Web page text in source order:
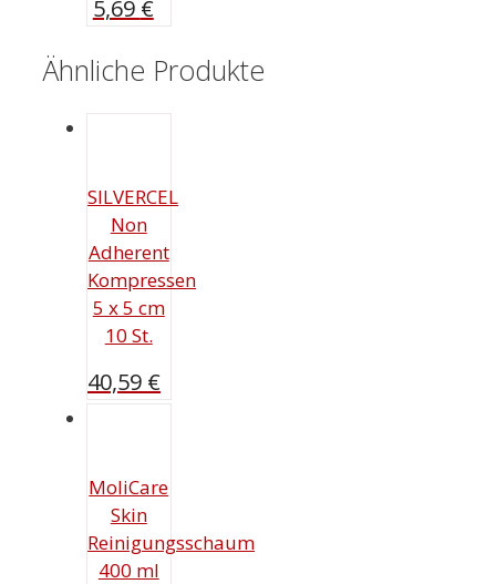
5,69 €
Ähnliche Produkte
SILVERCEL
Non
Adherent
Kompressen
5 x 5 cm
10 St.
40,59 €
MoliCare
Skin
Reinigungsschaum
400 ml